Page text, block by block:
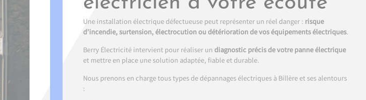
Une installation électrique défectueuse peut représenter un réel danger : risque
d’incendie, surtension, électrocution ou détérioration de vos équipements électriques.
Berry Électricité intervient pour réaliser un diagnostic précis de votre panne électrique
et mettre en place une solution adaptée, fiable et durable.
Nous prenons en charge tous types de dépannages électriques à Billère et ses alentours
: